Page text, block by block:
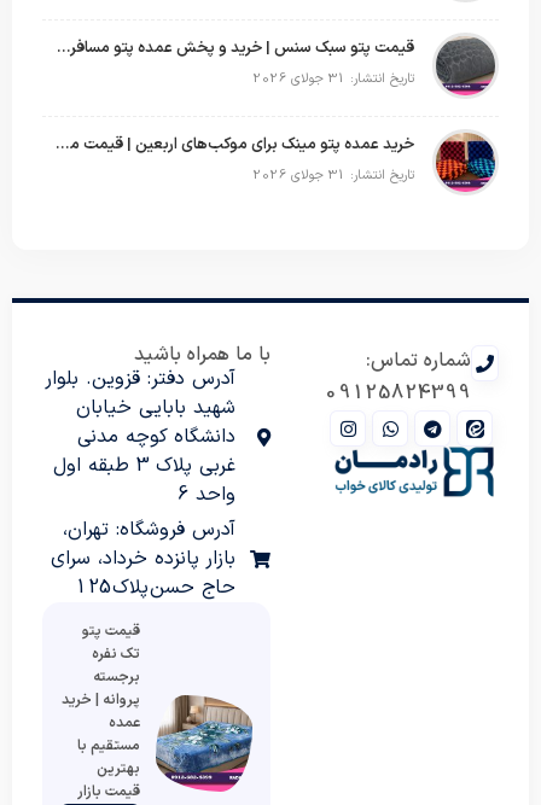
قیمت پتو سبک سنس | خرید و پخش عمده پتو مسافرتی Sense
تاریخ انتشار: 31 جولای 2026
خرید عمده پتو مینک برای موکب‌های اربعین | قیمت مناسب و ارسال سریع
تاریخ انتشار: 31 جولای 2026
شماره تماس:
09125824399
با ما همراه باشید
آدرس دفتر: قزوین. بلوار
شهید بابایی خیابان
دانشگاه کوچه مدنی
غربی پلاک 3 طبقه اول
واحد 6
آدرس فروشگاه: تهران،
بازار پانزده خرداد، سرای
حاج حسن پلاک 125
قیمت پتو
تک نفره
برجسته
پروانه | خرید
عمده
مستقیم با
بهترین
قیمت بازار